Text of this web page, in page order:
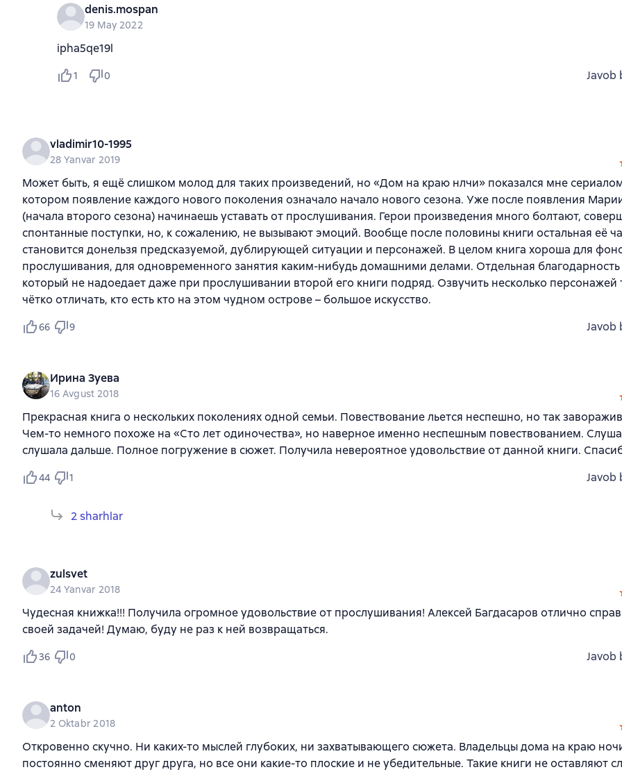
denis.mospan
19 May 2022
ipha5qe19l
1 0 Javob
vladimir10-1995
28 Yanvar 2019
Может быть, я ещё слишком молод для таких произведений, но «Дом на краю нлчи» показался мне
котором появление каждого нового поколения означало начало нового сезона. Уже после появления
(начала второго сезона) начинаешь уставать от прослушивания. Герои произведения много болтают,
спонтанные поступки, но, к сожалению, не вызывают эмоций. Вообще после половины книги остальная её
становится донельзя предсказуемой, дублирующей ситуации и персонажей. В целом книга хороша для
прослушивания, для одновременного занятия каким-нибудь домашними делами. Отдельная благодарность
который не надоедает даже при прослушивании второй его книги подряд. Озвучить несколько персонажей
чётко отличать, кто есть кто на этом чудном острове – большое искусство.
66 9 Javob
Ирина Зуева
16 Avgust 2018
Прекрасная книга о нескольких поколениях одной семьи. Повествование льется неспешно, но так
Чем-то немного похоже на «Сто лет одиночества», но наверное именно неспешным повествованием.
слушала дальше. Полное погружение в сюжет. Получила невероятное удовольствие от данной книги.
44 1 Javob
2 sharhlar
zulsvet
24 Yanvar 2018
Чудесная книжка!!! Получила огромное удовольствие от прослушивания! Алексей Багдасаров отлично
своей задачей! Думаю, буду не раз к ней возвращаться.
36 0 Javob
anton
2 Oktabr 2018
Откровенно скучно. Ни каких-то мыслей глубоких, ни захватывающего сюжета. Владельцы дома на краю
постоянно сменяют друг друга, но все они какие-то плоские и не убедительные. Такие книги не оставляют